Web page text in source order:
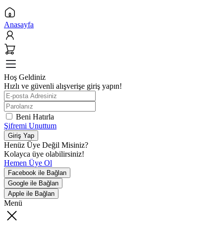
Anasayfa
Hoş Geldiniz
Hızlı ve güvenli alışverişe giriş yapın!
Beni Hatırla
Şifremi Unuttum
Giriş Yap
Henüz Üye Değil Misiniz?
Kolayca üye olabilirsiniz!
Hemen Üye Ol
Facebook ile Bağlan
Google ile Bağlan
Apple ile Bağlan
Menü